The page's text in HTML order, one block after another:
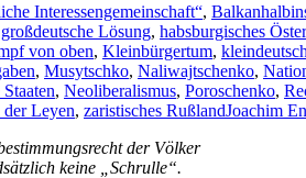
Interessengemeinschaft“,
großdeutsche Lösung, habsburgisches
von oben, Kleinbürgertum,
, Musytschko, Naliwajtschenko,
, Neoliberalismus, Poroschenko,
der Leyen, zaristisches RußlandJoachim
der Völker
keine „Schrulle“.